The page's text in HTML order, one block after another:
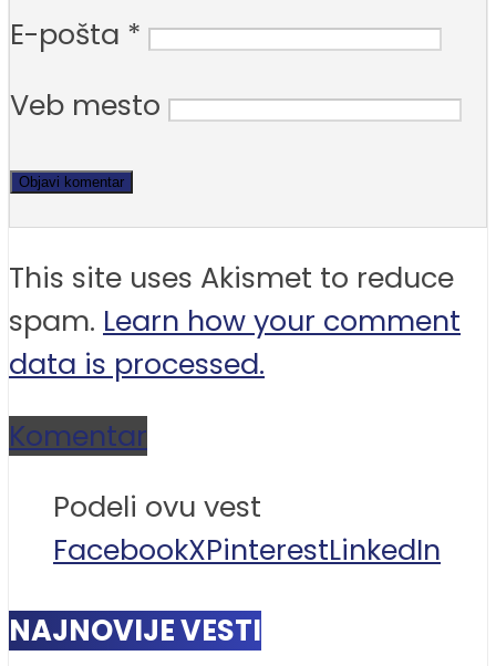
E-pošta *
Veb mesto
This site uses Akismet to reduce
spam. Learn how your comment
data is processed.
Komentar
Podeli ovu vest
FacebookXPinterestLinkedIn
NAJNOVIJE VESTI